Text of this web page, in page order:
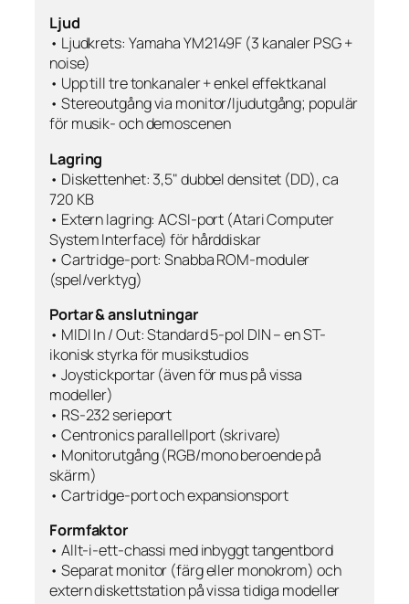
Ljud
• Ljudkrets: Yamaha YM2149F (3 kanaler PSG +
noise)
• Upp till tre tonkanaler + enkel effektkanal
• Stereoutgång via monitor/ljudutgång; populär
för musik- och demoscenen
Lagring
• Diskettenhet: 3,5" dubbel densitet (DD), ca
720 KB
• Extern lagring: ACSI-port (Atari Computer
System Interface) för hårddiskar
• Cartridge-port: Snabba ROM-moduler
(spel/verktyg)
Portar & anslutningar
• MIDI In / Out: Standard 5-pol DIN – en ST-
ikonisk styrka för musikstudios
• Joystickportar (även för mus på vissa
modeller)
• RS-232 serieport
• Centronics parallellport (skrivare)
• Monitorutgång (RGB/mono beroende på
skärm)
• Cartridge-port och expansionsport
Formfaktor
• Allt-i-ett-chassi med inbyggt tangentbord
• Separat monitor (färg eller monokrom) och
extern diskettstation på vissa tidiga modeller